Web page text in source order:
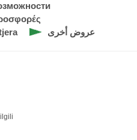
عروض أخرى